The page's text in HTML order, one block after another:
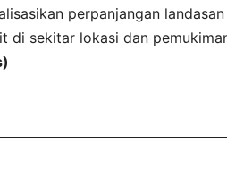
perpanjangan
di sekitar lokasi dan